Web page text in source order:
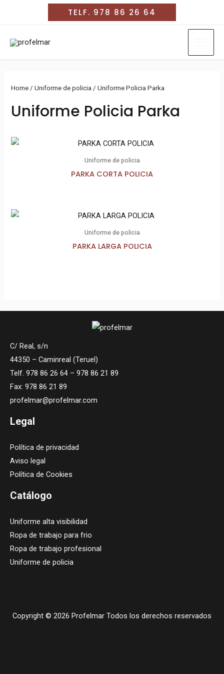
TELF. 978 86 26 64
MAIN
Home /Uniforme de policia / Uniforme Policia Parka
Uniforme Policia Parka
Uniforme de policia
PARKA CORTA POLICIA
Uniforme de policia
PARKA LARGA POLICIA
C/ Real, s/n
44350 – Caminreal (Teruel)
Telf. 978 86 26 64 – 978 86 21 89
Fax: 978 86 21 89
profelmar@profelmar.com
Legal
Política de privacidad
Aviso legal
Política de Cookies
Catálogo
Uniforme alta visibilidad
Ropa de trabajo para frio
Ropa de trabajo profesional
Uniforme de policia
Copyright © 2026 Profelmar Todos los derechos reservados